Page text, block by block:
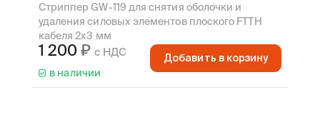
Стриппер GW-119 для снятия оболочки и
удаления силовых элементов плоского FTTH
кабеля 2х3 мм
1 200 с НДС
в наличии
Добавить в корзину